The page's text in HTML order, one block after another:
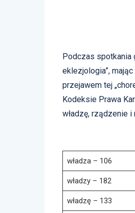
Podczas spotkania
eklezjologia”,
przejawem tej
Kodeksie Prawa
władzę, rządzenie i
władza – 106
władzy – 182
władzę – 133